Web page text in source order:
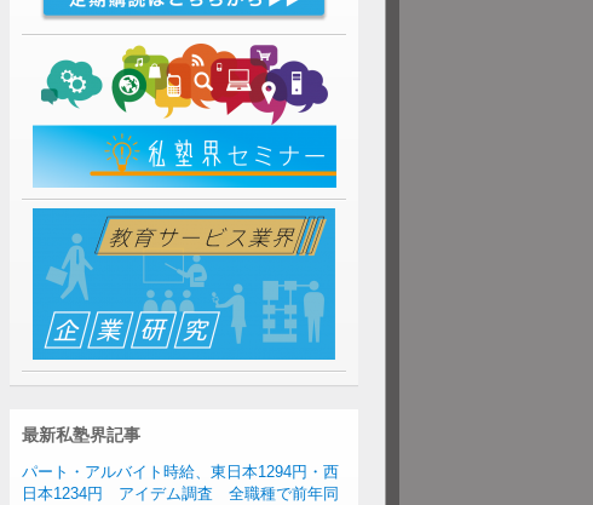
最新私塾界記事
パート・アルバイト時給、東日本1294円・西
日本1234円 アイデム調査 全職種で前年同